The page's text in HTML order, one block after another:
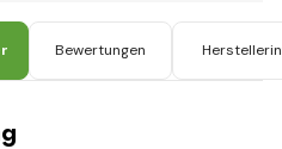
Bewertungen